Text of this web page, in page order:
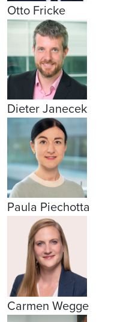
Otto Fricke
Dieter Janecek
Paula Piechotta
Carmen Wegge